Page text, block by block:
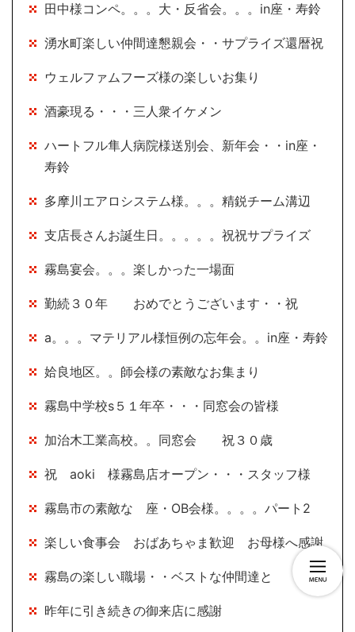
田中様コンペ。。。大・反省会。。。in座・寿鈴
湧水町楽しい仲間達懇親会・・サプライズ還暦祝
ウェルファムフーズ様の楽しいお集り
酒豪現る・・・三人衆イケメン
ハートフル隼人病院様送別会、新年会・・in座・
寿鈴
多摩川エアロシステム様。。。精鋭チーム溝辺
支店長さんお誕生日。。。。。祝祝サプライズ
霧島宴会。。。楽しかった一場面
勤続３０年 おめでとうございます・・祝
a。。。マテリアル様恒例の忘年会。。in座・寿鈴
姶良地区。。師会様の素敵なお集まり
霧島中学校s５１年卒・・・同窓会の皆様
加治木工業高校。。同窓会 祝３０歳
祝 aoki 様霧島店オープン・・・スタッフ様
霧島市の素敵な 座・OB会様。。。。パート2
楽しい食事会 おばあちゃま歓迎 お母様へ感謝
霧島の楽しい職場・・ベストな仲間達と
昨年に引き続きの御来店に感謝